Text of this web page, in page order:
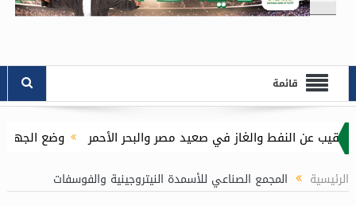
قائمة
النفط والغاز في صعيد مصر والبحر الأحمر
وضع الجهد على
كامل الاهتمام لوضع صعيد مصر على خريطة الاستثمار البتروليالرئيسية المجمع الصناعي للأسمدة النيتروجينية والفوسفات